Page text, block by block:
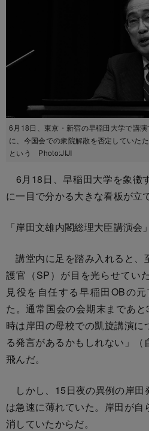
6月18日、東京・新宿の早稲田大学で講
に、今国会での衆院解散を否定していた
という Photo:JIJI
6月18日、早稲田大学を象徴
に一目で分かる大きな看板が立
「岸田文雄内閣総理大臣講演会」
講堂内に足を踏み入れると、
護官（SP）が目を光らせてい
見役を自任する早稲田OBの
た。通常国会の会期末まであ
時は岸田の母校での凱旋講演
る発言があるかもしれない」
飛んだ。
しかし、15日夜の異例の岸田
は急速に薄れていた。岸田が自
消していたからだ。